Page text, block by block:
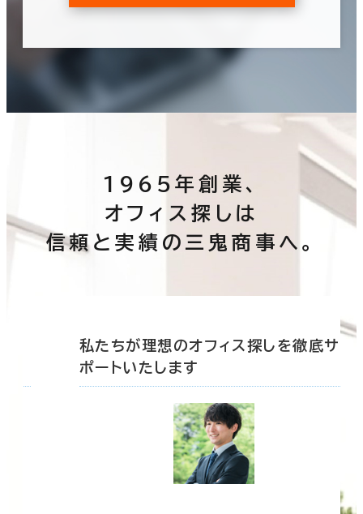
1965年創業、
オフィス探しは
信頼と実績の三鬼商事へ。
私たちが理想のオフィス探しを徹底サ
ポートいたします